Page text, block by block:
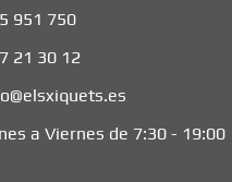
951 750
21 30 12
a Viernes de 7:30 - 19:00